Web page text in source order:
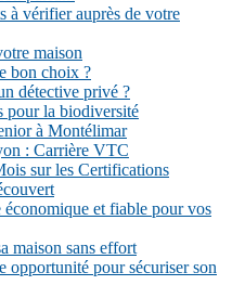
à vérifier auprès de votre
maison
bon choix ?
détective privé ?
pour la biodiversité
à Montélimar
: Carrière VTC
sur les Certifications
et fiable pour vos
maison sans effort
pour sécuriser son